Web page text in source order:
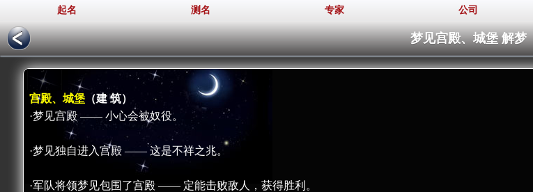
起名 测名 专家 公司
梦见宫殿、城堡 解梦
宫殿、城堡 （建 筑）
·梦见宫殿 —— 小心会被奴役。
·梦见独自进入宫殿 —— 这是不祥之兆。
·军队将领梦见包围了宫殿 —— 定能击败敌人，获得胜利。